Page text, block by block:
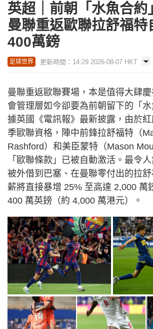
英超｜前朝「水魚合約
曼聯重返歐聯拉舒福特
400萬鎊
足球世界 更新時間：14:29 2026-08-07 HKT
曼聯重返歐聯賽場，本是值得大肆
會管理層如今卻要為前朝留下的「水
據英國《電訊報》最新披露，由於
季歐聯資格，陣中前鋒拉舒福特（
Rashford）和美臣蒙特（Mason
「歐聯條款」已被自動激活。最令
被外借到巴塞、在曼聯零付出的拉
薪將直接暴增 25% 至高達 2,000 萬
400 萬英鎊（約 4,000 萬港元）。